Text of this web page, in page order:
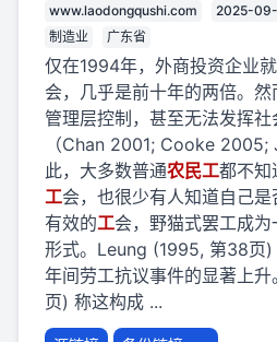
www.laodongqushi.com 2025-
制造业
广东省
仅在1994年，外商投资企业
会，几乎是前十年的两倍。
管理层控制，甚至无法发挥社
（Chan 2001; Cooke 2005;
此，大多数普通农民工都不知
工会，也很少有人知道自己是
有效的工会，野猫式罢工成
形式。Leung (1995, 第38页
年间劳工抗议事件的显著上
页) 称这构成 ...